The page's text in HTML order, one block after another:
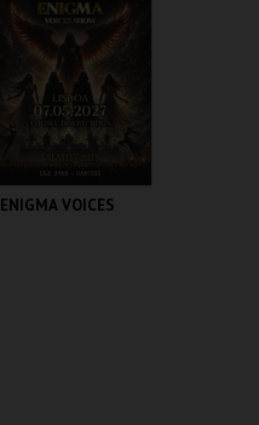
MAIS INFO
COMPRAR
ENIGMA VOICES